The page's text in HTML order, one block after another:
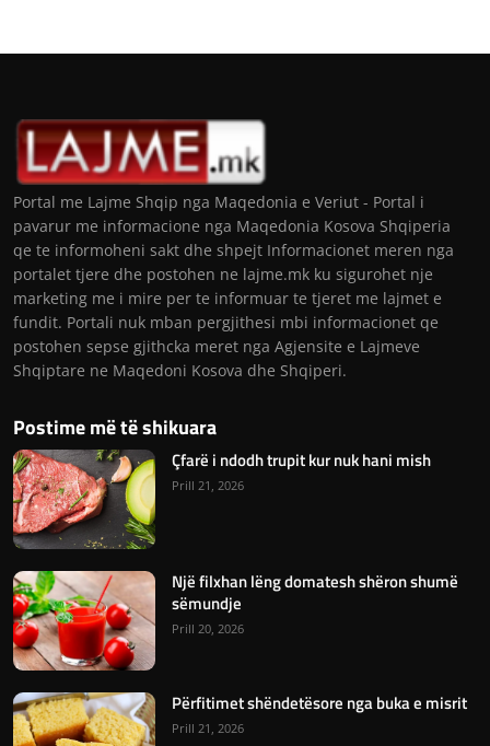
Portal me Lajme Shqip nga Maqedonia e Veriut - Portal i
pavarur me informacione nga Maqedonia Kosova Shqiperia
qe te informoheni sakt dhe shpejt Informacionet meren nga
portalet tjere dhe postohen ne lajme.mk ku sigurohet nje
marketing me i mire per te informuar te tjeret me lajmet e
fundit. Portali nuk mban pergjithesi mbi informacionet qe
postohen sepse gjithcka meret nga Agjensite e Lajmeve
Shqiptare ne Maqedoni Kosova dhe Shqiperi.
Postime më të shikuara
Çfarë i ndodh trupit kur nuk hani mish
Prill 21, 2026
Një filxhan lëng domatesh shëron shumë
sëmundje
Prill 20, 2026
Përfitimet shëndetësore nga buka e misrit
Prill 21, 2026